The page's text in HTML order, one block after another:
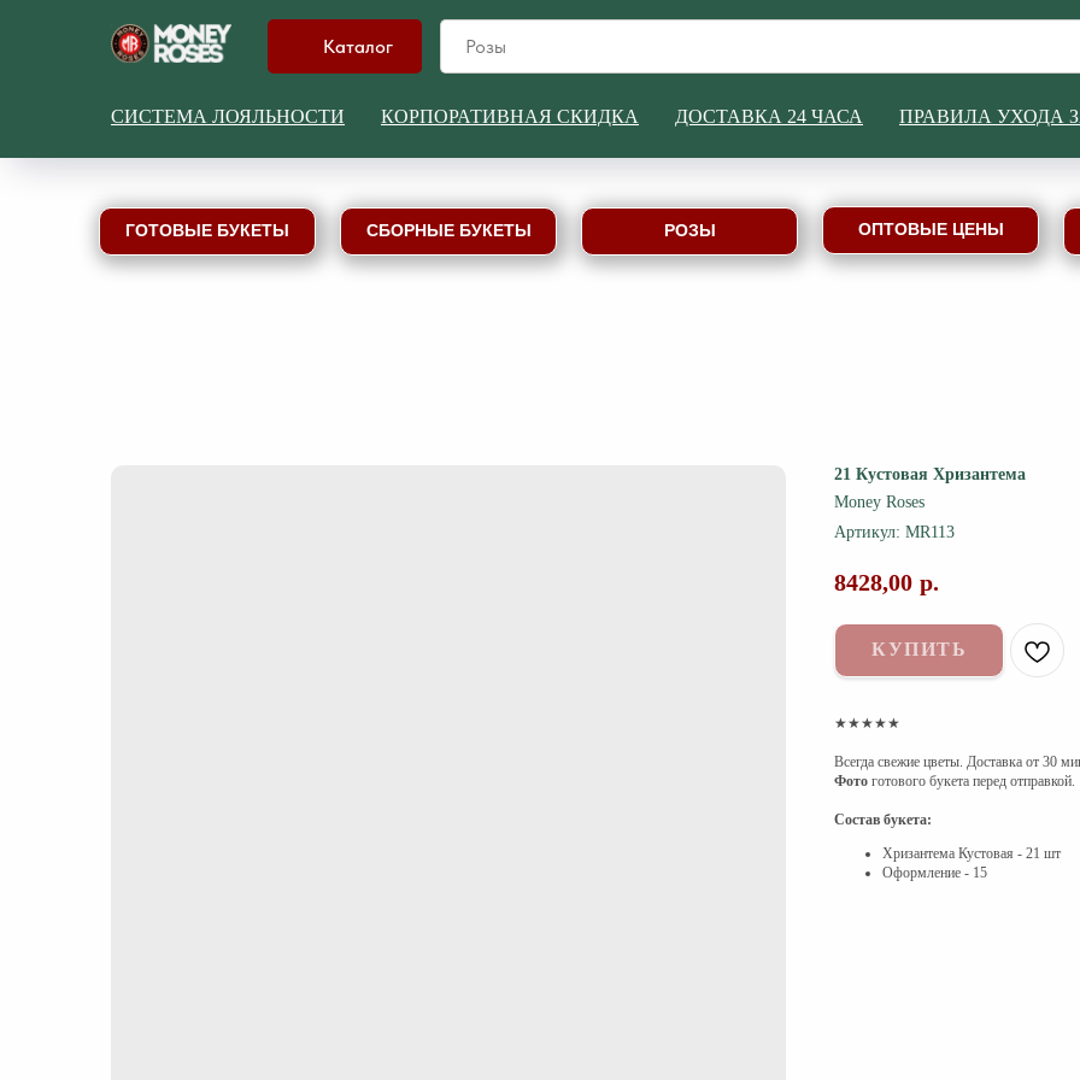
Каталог
СИСТЕМА ЛОЯЛЬНОСТИ КОРПОРАТИВНАЯ СКИДКА ДОСТАВКА 24 ЧАСА ПРАВИЛА УХОДА
РОЗЫ
ГОТОВЫЕ БУКЕТЫ СБОРНЫЕ БУКЕТЫ ОПТОВЫЕ ЦЕНЫ
21 Кустовая Хризантема
Money Roses
Артикул: MR113
8428,00 р.
КУПИТЬ
★★★★★
Всегда свежие цветы. Доставка от 30
Фото готового букета перед отправкой.
Состав букета:
Хризантема Кустовая - 21 шт
Оформление - 15